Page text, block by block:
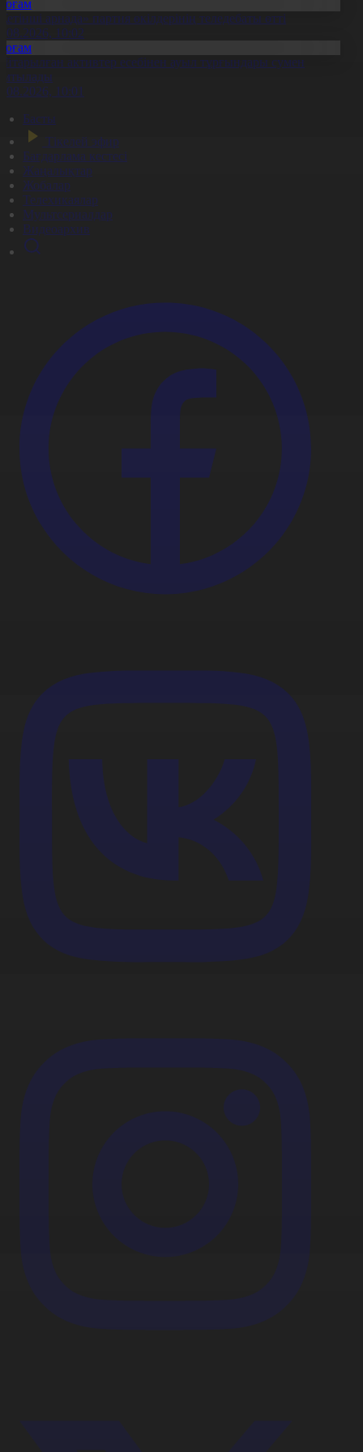
арнада» партия өкілдерінің теледебаты өтті
10:02
активтер есебінен ауыл тұрғындары сумен
10:01
Басты
Тікелей эфир
Бағдарлама кестесі
Жаңалықтар
Жобалар
Телехикаялар
Мультсериалдар
Видеоархив